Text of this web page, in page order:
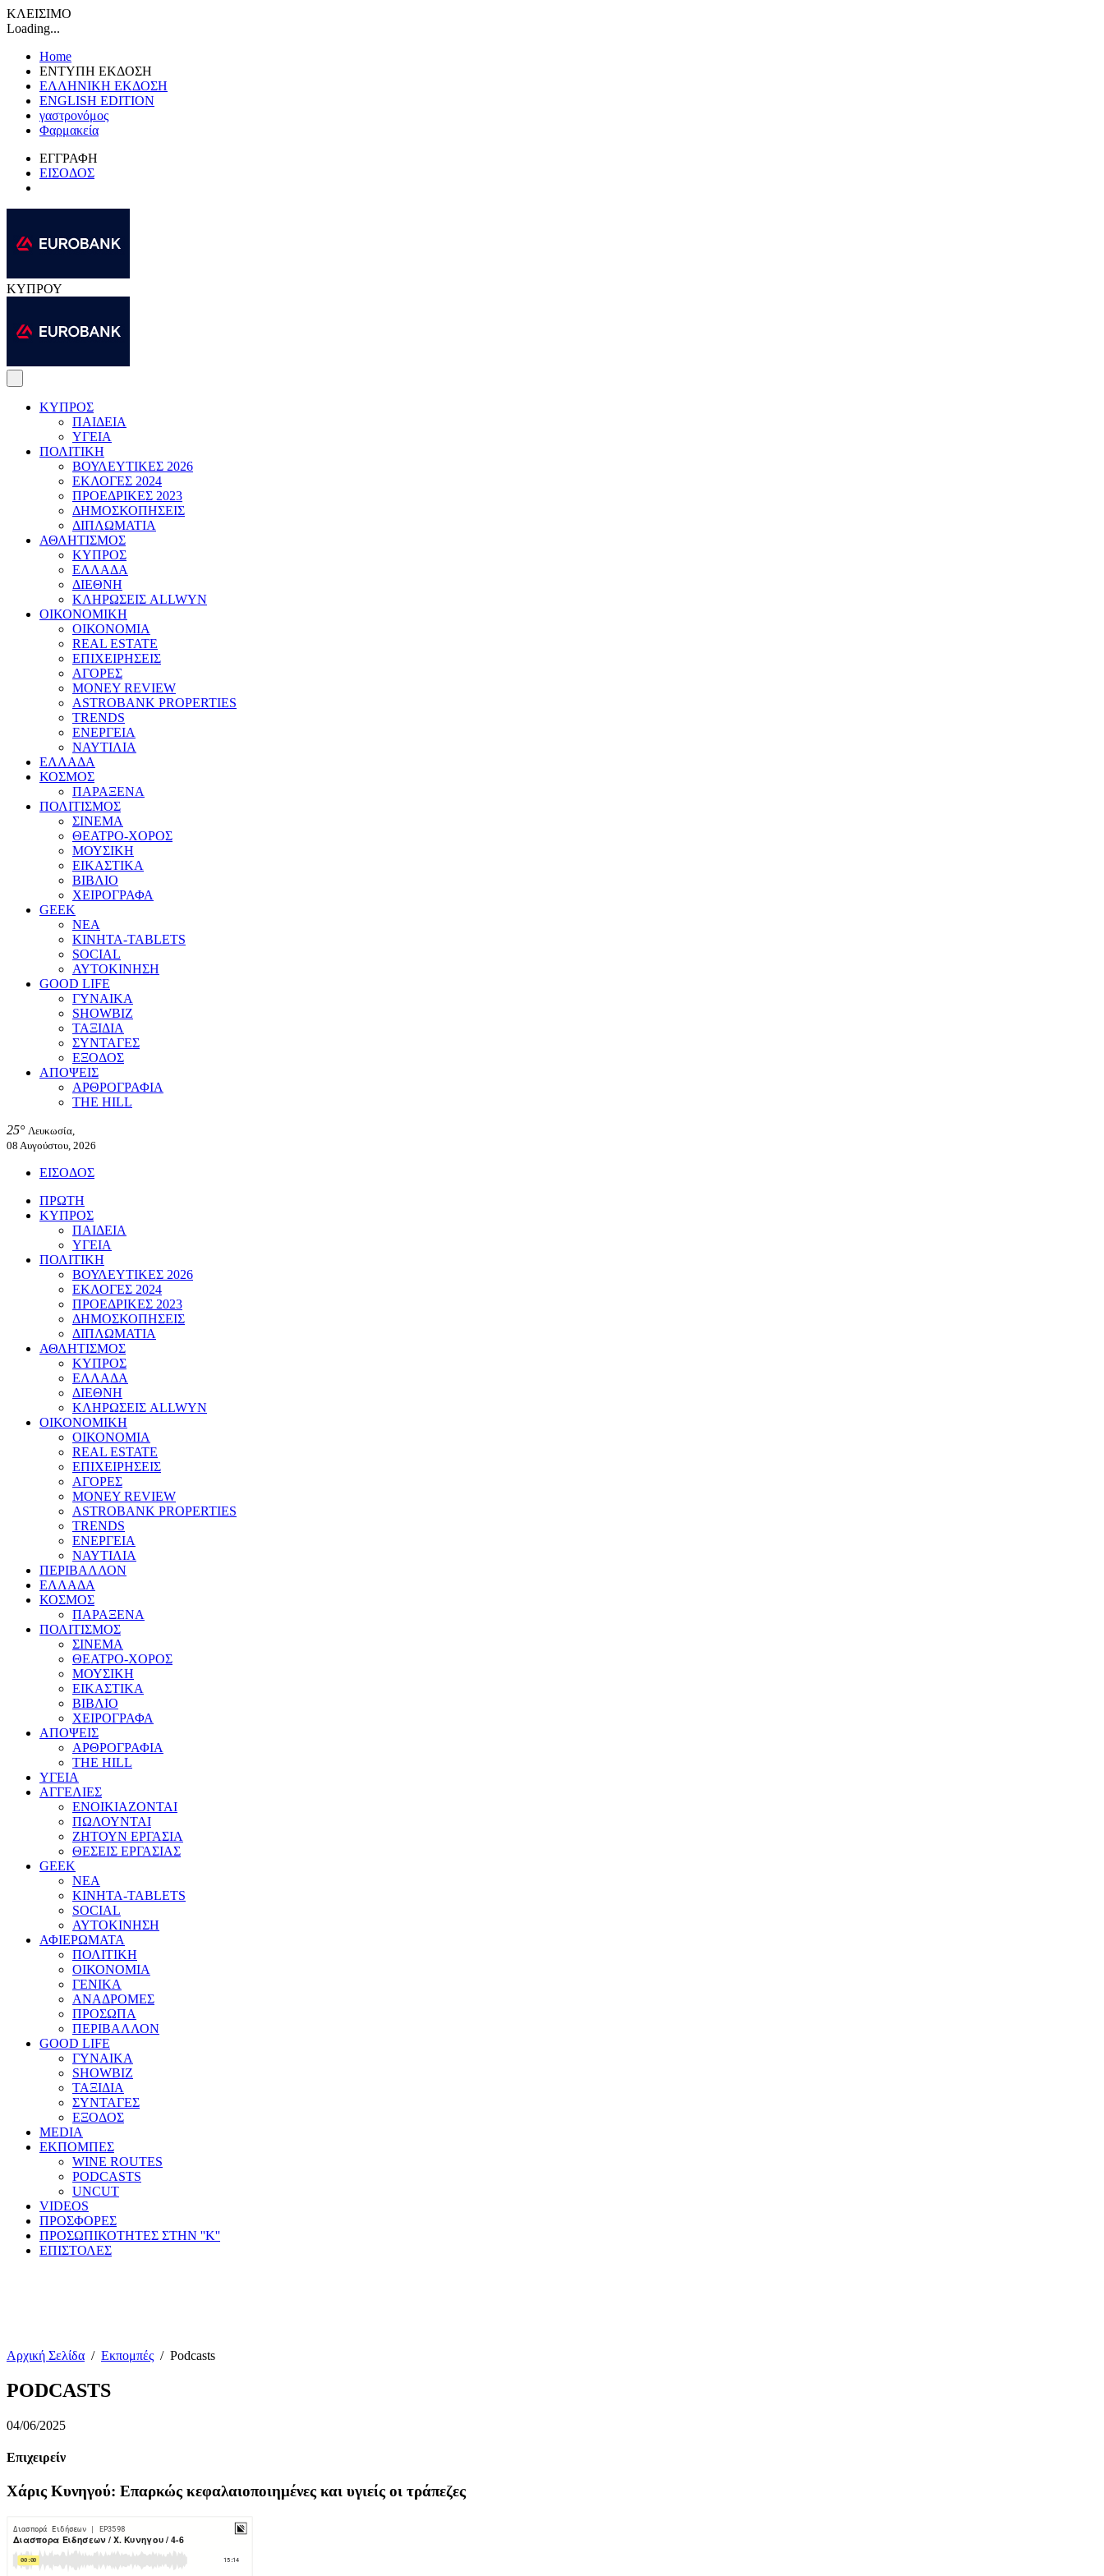
ΚΛΕΙΣΙΜΟ
Loading...
Home
ΕΝΤΥΠΗ ΕΚΔΟΣΗ
ΕΛΛΗΝΙΚΗ ΕΚΔΟΣΗ
ENGLISH EDITION
γαστρονόμος
Φαρμακεία
ΕΓΓΡΑΦΗ
ΕΙΣΟΔΟΣ
ΚΥΠΡΟΥ
ΚΥΠΡΟΣ
ΠΑΙΔΕΙΑ
ΥΓΕΙΑ
ΠΟΛΙΤΙΚΗ
ΒΟΥΛΕΥΤΙΚΕΣ 2026
ΕΚΛΟΓΕΣ 2024
ΠΡΟΕΔΡΙΚΕΣ 2023
ΔΗΜΟΣΚΟΠΗΣΕΙΣ
ΔΙΠΛΩΜΑΤΙΑ
ΑΘΛΗΤΙΣΜΟΣ
ΚΥΠΡΟΣ
ΕΛΛΑΔΑ
ΔΙΕΘΝΗ
ΚΛΗΡΩΣΕΙΣ ALLWYN
ΟΙΚΟΝΟΜΙΚΗ
ΟΙΚΟΝΟΜΙΑ
REAL ESTATE
ΕΠΙΧΕΙΡΗΣΕΙΣ
ΑΓΟΡΕΣ
MONEY REVIEW
ASTROBANK PROPERTIES
TRENDS
ΕΝΕΡΓΕΙΑ
ΝΑΥΤΙΛΙΑ
ΕΛΛΑΔΑ
ΚΟΣΜΟΣ
ΠΑΡΑΞΕΝΑ
ΠΟΛΙΤΙΣΜΟΣ
ΣΙΝΕΜΑ
ΘΕΑΤΡΟ-ΧΟΡΟΣ
ΜΟΥΣΙΚΗ
ΕΙΚΑΣΤΙΚΑ
ΒΙΒΛΙΟ
ΧΕΙΡΟΓΡΑΦΑ
GEEK
ΝΕΑ
ΚΙΝΗΤΑ-TABLETS
SOCIAL
ΑΥΤΟΚΙΝΗΣΗ
GOOD LIFE
ΓΥΝΑΙΚΑ
SHOWBIZ
ΤΑΞΙΔΙΑ
ΣΥΝΤΑΓΕΣ
ΕΞΟΔΟΣ
ΑΠΟΨΕΙΣ
ΑΡΘΡΟΓΡΑΦΙΑ
THE HILL
25° Λευκωσία,
08 Αυγούστου, 2026
ΕΙΣΟΔΟΣ
ΠΡΩΤΗ
ΚΥΠΡΟΣ
ΠΑΙΔΕΙΑ
ΥΓΕΙΑ
ΠΟΛΙΤΙΚΗ
ΒΟΥΛΕΥΤΙΚΕΣ 2026
ΕΚΛΟΓΕΣ 2024
ΠΡΟΕΔΡΙΚΕΣ 2023
ΔΗΜΟΣΚΟΠΗΣΕΙΣ
ΔΙΠΛΩΜΑΤΙΑ
ΑΘΛΗΤΙΣΜΟΣ
ΚΥΠΡΟΣ
ΕΛΛΑΔΑ
ΔΙΕΘΝΗ
ΚΛΗΡΩΣΕΙΣ ALLWYN
ΟΙΚΟΝΟΜΙΚΗ
ΟΙΚΟΝΟΜΙΑ
REAL ESTATE
ΕΠΙΧΕΙΡΗΣΕΙΣ
ΑΓΟΡΕΣ
MONEY REVIEW
ASTROBANK PROPERTIES
TRENDS
ΕΝΕΡΓΕΙΑ
ΝΑΥΤΙΛΙΑ
ΠΕΡΙΒΑΛΛΟΝ
ΕΛΛΑΔΑ
ΚΟΣΜΟΣ
ΠΑΡΑΞΕΝΑ
ΠΟΛΙΤΙΣΜΟΣ
ΣΙΝΕΜΑ
ΘΕΑΤΡΟ-ΧΟΡΟΣ
ΜΟΥΣΙΚΗ
ΕΙΚΑΣΤΙΚΑ
ΒΙΒΛΙΟ
ΧΕΙΡΟΓΡΑΦΑ
ΑΠΟΨΕΙΣ
ΑΡΘΡΟΓΡΑΦΙΑ
THE HILL
ΥΓΕΙΑ
ΑΓΓΕΛΙΕΣ
ΕΝΟΙΚΙΑΖΟΝΤΑΙ
ΠΩΛΟΥΝΤΑΙ
ΖΗΤΟΥΝ ΕΡΓΑΣΙΑ
ΘΕΣΕΙΣ ΕΡΓΑΣΙΑΣ
GEEK
ΝΕΑ
ΚΙΝΗΤΑ-TABLETS
SOCIAL
ΑΥΤΟΚΙΝΗΣΗ
ΑΦΙΕΡΩΜΑΤΑ
ΠΟΛΙΤΙΚΗ
ΟΙΚΟΝΟΜΙΑ
ΓΕΝΙΚΑ
ΑΝΑΔΡΟΜΕΣ
ΠΡΟΣΩΠΑ
ΠΕΡΙΒΑΛΛΟΝ
GOOD LIFE
ΓΥΝΑΙΚΑ
SHOWBIZ
ΤΑΞΙΔΙΑ
ΣΥΝΤΑΓΕΣ
ΕΞΟΔΟΣ
MEDIA
ΕΚΠΟΜΠΕΣ
WINE ROUTES
PODCASTS
UNCUT
VIDEOS
ΠΡΟΣΦΟΡΕΣ
ΠΡΟΣΩΠΙΚΟΤΗΤΕΣ ΣΤΗΝ ''Κ''
ΕΠΙΣΤΟΛΕΣ
Αρχική Σελίδα / Εκπομπές / Podcasts
PODCASTS
04/06/2025
Επιχειρείν
Χάρις Κυνηγού: Eπαρκώς κεφαλαιοποιημένες και υγιείς οι τράπεζες